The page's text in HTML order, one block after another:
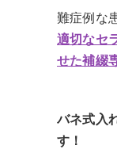
難症例な
適切なセ
せた補綴
バネ式入
す！